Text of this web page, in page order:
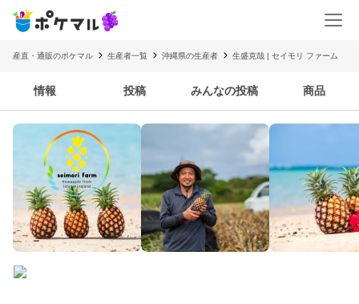
産直・通販のポケマル 生産者一覧 沖縄県の生産者 生盛克哉 | セイモリ ファーム
情報 投稿 みんなの投稿 商品